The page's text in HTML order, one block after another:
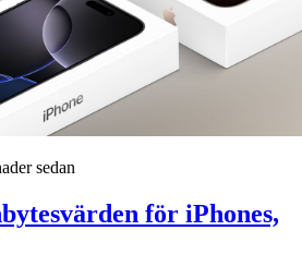
sedan
för iPhones,